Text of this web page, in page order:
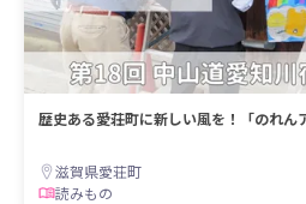
歴史ある愛荘町に新しい風を！「のれん
滋賀県愛荘町
読みもの